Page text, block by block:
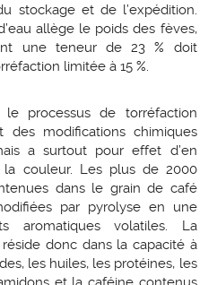
stockage et de l’expédition.
allège le poids des fèves,
une teneur de 23 % doit
limitée à 15 %.
processus de torréfaction
des modifications chimiques
a surtout pour effet d’en
couleur. Les plus de 2000
dans le grain de café
par pyrolyse en une
aromatiques volatiles. La
donc dans la capacité à
les huiles, les protéines, les